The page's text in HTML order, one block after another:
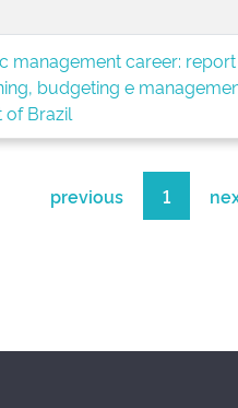
management career:
budgeting e
Brazil
previous 1